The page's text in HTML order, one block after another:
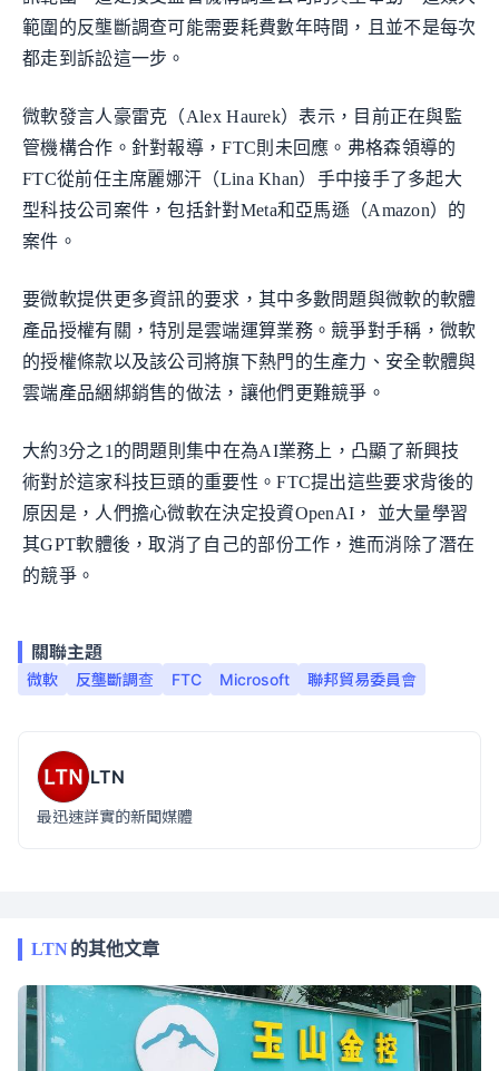
範圍的反壟斷調查可能需要耗費數年時間，且並不是每次
都走到訴訟這一步。
微軟發言人豪雷克（Alex Haurek）表示，目前正在與監
管機構合作。針對報導，FTC則未回應。弗格森領導的
FTC從前任主席麗娜汗（Lina Khan）手中接手了多起大
型科技公司案件，包括針對Meta和亞馬遜（Amazon）的
案件。
要微軟提供更多資訊的要求，其中多數問題與微軟的軟體
產品授權有關，特別是雲端運算業務。競爭對手稱，微軟
的授權條款以及該公司將旗下熱門的生產力、安全軟體與
雲端產品綑綁銷售的做法，讓他們更難競爭。
大約3分之1的問題則集中在為AI業務上，凸顯了新興技
術對於這家科技巨頭的重要性。FTC提出這些要求背後的
原因是，人們擔心微軟在決定投資OpenAI， 並大量學習
其GPT軟體後，取消了自己的部份工作，進而消除了潛在
的競爭。
關聯主題
微軟 反壟斷調查 FTC Microsoft 聯邦貿易委員會
LTN
最迅速詳實的新聞媒體
LTN的其他文章